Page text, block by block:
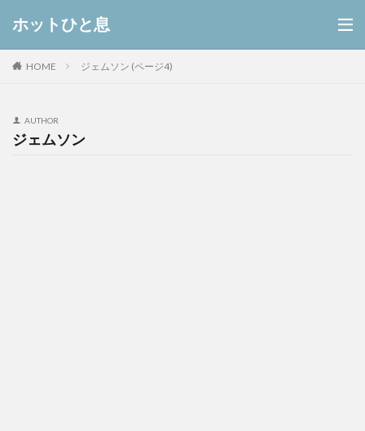
ホットひと息
HOME ジェムソン (ページ4)
AUTHOR
ジェムソン